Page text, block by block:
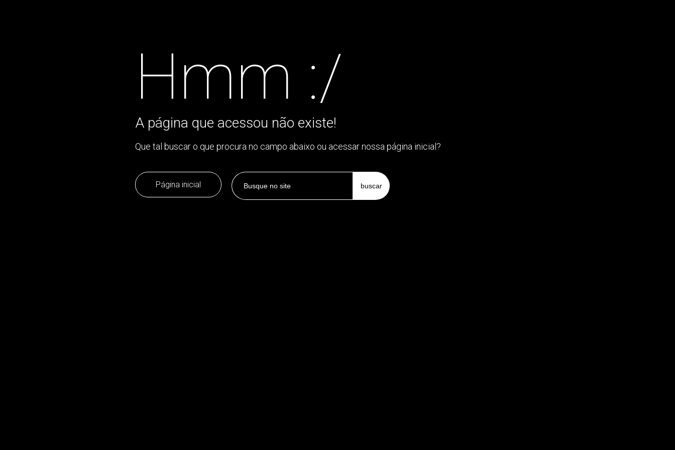
Hmm :/
A página que acessou não existe!
Que tal buscar o que procura no campo abaixo ou acessar nossa página inicial?
Página inicial